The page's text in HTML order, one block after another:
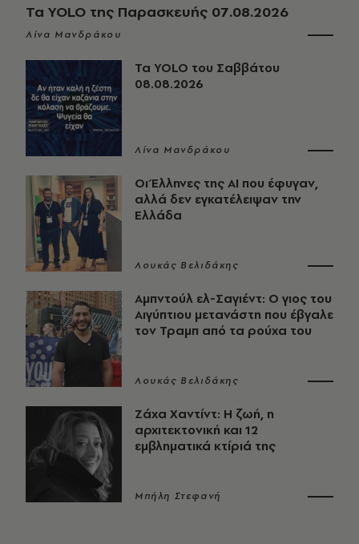
Τα YOLO της Παρασκευής 07.08.2026
Λίνα Μανδράκου
Τα YOLO του Σαββάτου
08.08.2026
Λίνα Μανδράκου
Οι Έλληνες της ΑΙ που έφυγαν,
αλλά δεν εγκατέλειψαν την
Ελλάδα
Λουκάς Βελιδάκης
Αμπντούλ ελ-Σαγιέντ: Ο γιος του
Αιγύπτιου μετανάστη που έβγαλε
τον Τραμπ από τα ρούχα του
Λουκάς Βελιδάκης
Ζάχα Χαντίντ: Η ζωή, η
αρχιτεκτονική και 12
εμβληματικά κτίριά της
Μπήλη Στεφανή